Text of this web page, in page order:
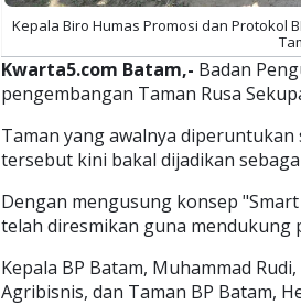
Kepala Biro Humas Promosi dan Protokol
Kwarta5.com Batam,- Badan
pengembangan Taman Rusa
Taman yang awalnya
tersebut kini bakal dijadikan
Dengan mengusung konsep
telah diresmikan guna mendukung
Kepala BP Batam, Muhammad
Agribisnis, dan Taman BP Batam,